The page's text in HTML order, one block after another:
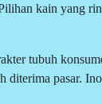
kain yang
tubuh
diterima pasar.